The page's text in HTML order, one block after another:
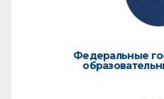
Федеральные